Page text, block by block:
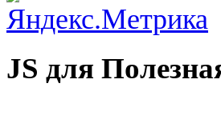
JS для